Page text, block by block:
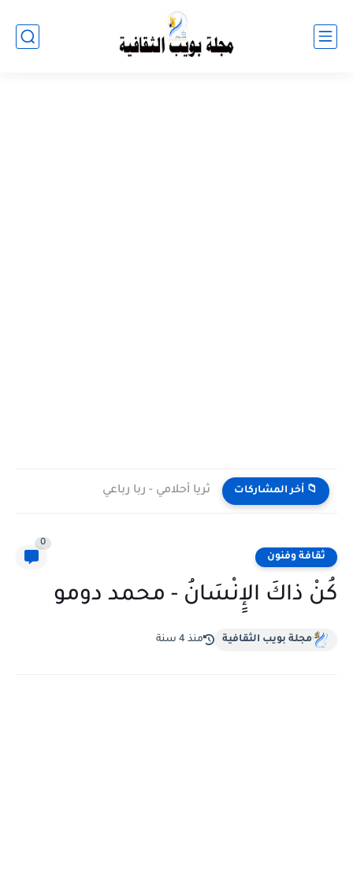
📁 أخر المشاركات ثريا أحلامي - ربا رباعي
ثقافة وفنون
0
كُنْ ذاكَ الإِِنْسَانُ - محمد دومو
مجلة بويب الثقافية منذ 4 سنة